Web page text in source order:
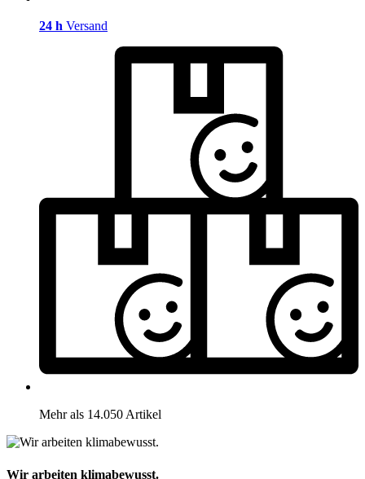
24 h Versand
Mehr als 14.050 Artikel
Wir arbeiten klimabewusst.